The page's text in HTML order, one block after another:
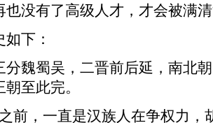
也没有了高级人才，才会被满
下：
分魏蜀吴，二晋前后延，南北
至此完。
前，一直是汉族人在争权力，